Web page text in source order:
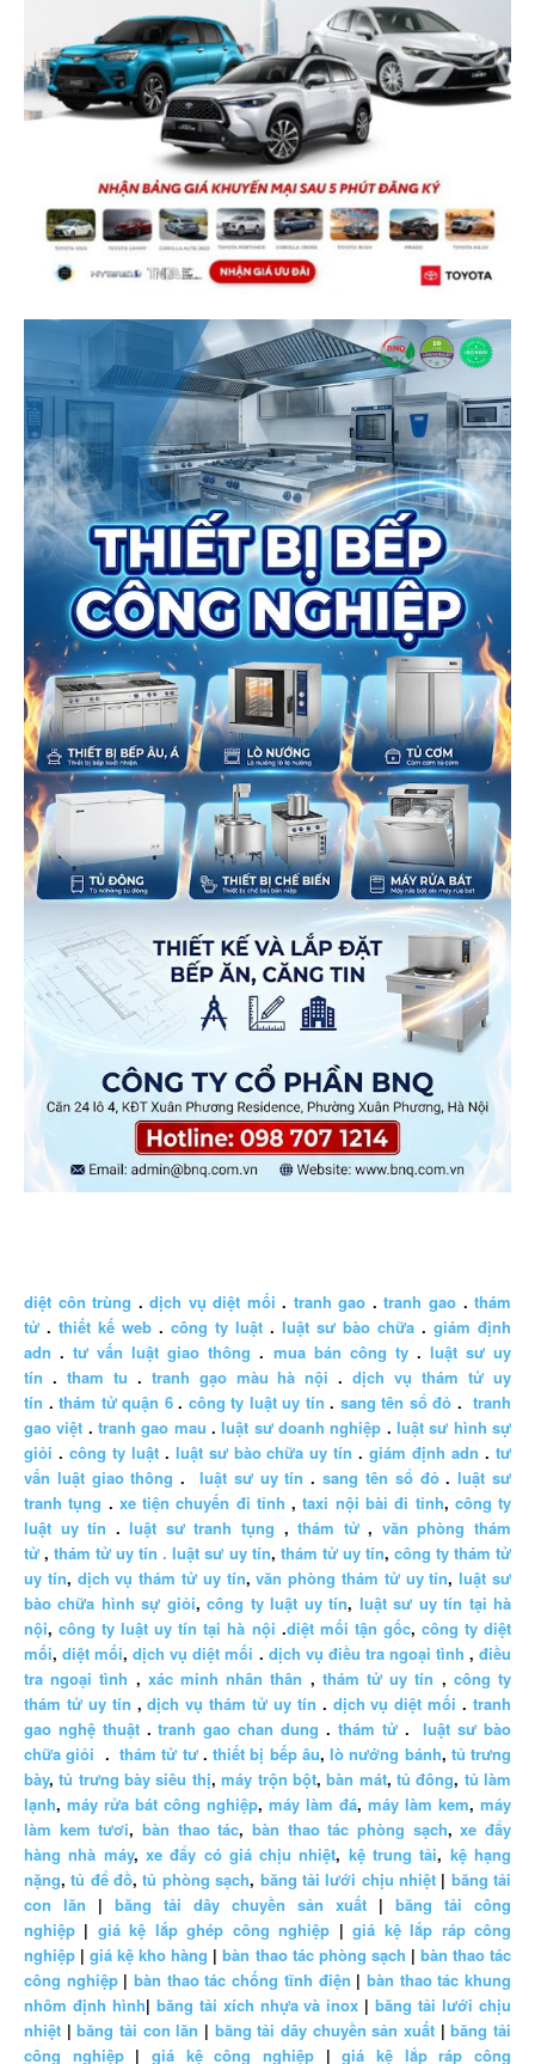
diệt côn trùng .dịch vụ diệt mối . tranh gao .tranh gao .thám
tử . thiết kế web . công ty luật . luật sư bào chữa . giám định
adn .tư vấn luật giao thông . mua bán công ty. luật sư uy
tín . tham tu . tranh gạo màu hà nội .dịch vụ thám tử uy
tín .thám tử quận 6. công ty luật uy tín . sang tên sổ đỏ .tranh
gao việt .tranh gao mau .luật sư doanh nghiệp .luật sư hình sự
giỏi . công ty luật. luật sư bào chữa uy tín .giám định adn .tư
vấn luật giao thông . luật sư uy tín .sang tên sổ đỏ.luật sư
tranh tụng . xe tiện chuyến đi tỉnh ,taxi nội bài đi tỉnh, công ty
luật uy tín .luật sư tranh tụng ,thám tử, văn phòng thám
tử ,thám tử uy tín . luật sư uy tín, thám tử uy tín, công ty thám tử
uy tín, dịch vụ thám tử uy tín,văn phòng thám tử uy tín,luật sư
bào chữa hình sự giỏi,công ty luật uy tín, luật sư uy tín tại hà
nội,công ty luật uy tín tại hà nội .diệt mối tận gốc, công ty diệt
mối,diệt mối,dịch vụ diệt mối . dịch vụ điều tra ngoại tình ,điều
tra ngoại tình , xác minh nhân thân , thám tử uy tín , công ty
thám tử uy tín ,dịch vụ thám tử uy tín . dịch vụ diệt mối .tranh
gao nghệ thuật.tranh gao chan dung . thám tử.luật sư bào
chữa giỏi .thám tử tư.thiết bị bếp âu,lò nướng bánh, tủ trưng
bày,tủ trưng bày siêu thị,máy trộn bột,bàn mát, tủ đông, tủ làm
lạnh, máy rửa bát công nghiệp, máy làm đá, máy làm kem, máy
làm kem tươi,bàn thao tác,bàn thao tác phòng sạch,xe đẩy
hàng nhà máy, xe đẩy có giá chịu nhiệt, kệ trung tải, kệ hạng
nặng,tủ để đồ,tủ phòng sạch, băng tải lưới chịu nhiệt| băng tải
con lăn | băng tải dây chuyền sản xuất | băng tải công
nghiệp | giá kệ lắp ghép công nghiệp |giá kệ lắp ráp công
nghiệp |giá kệ kho hàng |bàn thao tác phòng sạch | bàn thao tác
công nghiệp|bàn thao tác chống tĩnh điện | bàn thao tác khung
nhôm định hình| băng tải xích nhựa và inox |băng tải lưới chịu
nhiệt |băng tải con lăn | băng tải dây chuyền sản xuất |băng tải
công nghiệp|giá kệ công nghiệp |giá kệ lắp ráp công